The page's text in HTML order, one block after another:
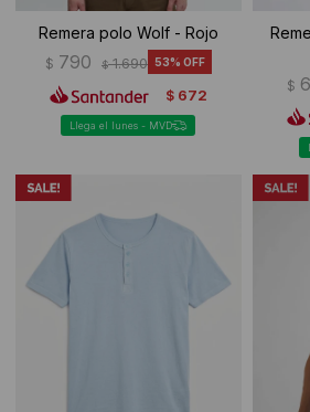
Remera polo Wolf - Rojo
$ 790 $ 1.690 53
$ 672
Llega el lunes - MVD
$